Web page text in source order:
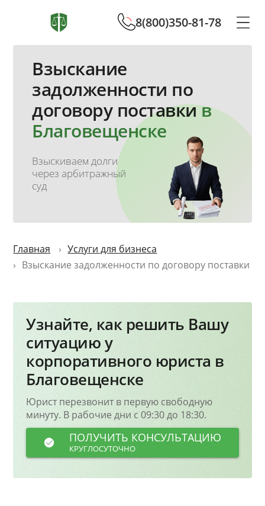
8(800)350-81-78
Взыскание
задолженности по
договору поставкив
Благовещенске
Взыскиваем долги
через арбитражный
суд
Главная
Услуги для бизнеса
Взыскание задолженности по договору поставки
Узнайте, как решить Вашу
ситуацию у
корпоративного юриста в
Благовещенске
Юрист перезвонит в первую свободную
минуту. В рабочие дни с 09:30 до 18:30.
ПОЛУЧИТЬ КОНСУЛЬТАЦИЮ
КРУГЛОСУТОЧНО